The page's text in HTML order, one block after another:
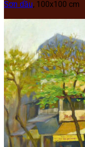
Sơn dầu, 100x100 cm